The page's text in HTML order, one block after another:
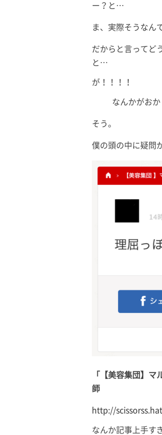
ー？と…
ま、実際そうなん
だからと言ってど
と…
が！！！！
なんかがお
そう。
僕の頭の中に疑問
「【美容集団】
師
http://
なんか記事上手す